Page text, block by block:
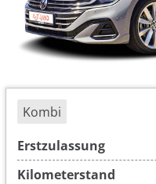
Kombi
Erstzulassung
Kilometerstand